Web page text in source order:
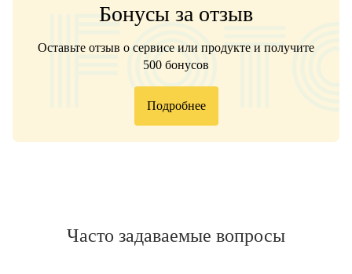
Бонусы за отзыв
Оставьте отзыв о сервисе или продукте и получите
500 бонусов
Подробнее
Часто задаваемые вопросы